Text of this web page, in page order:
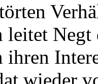
leitet
ihren